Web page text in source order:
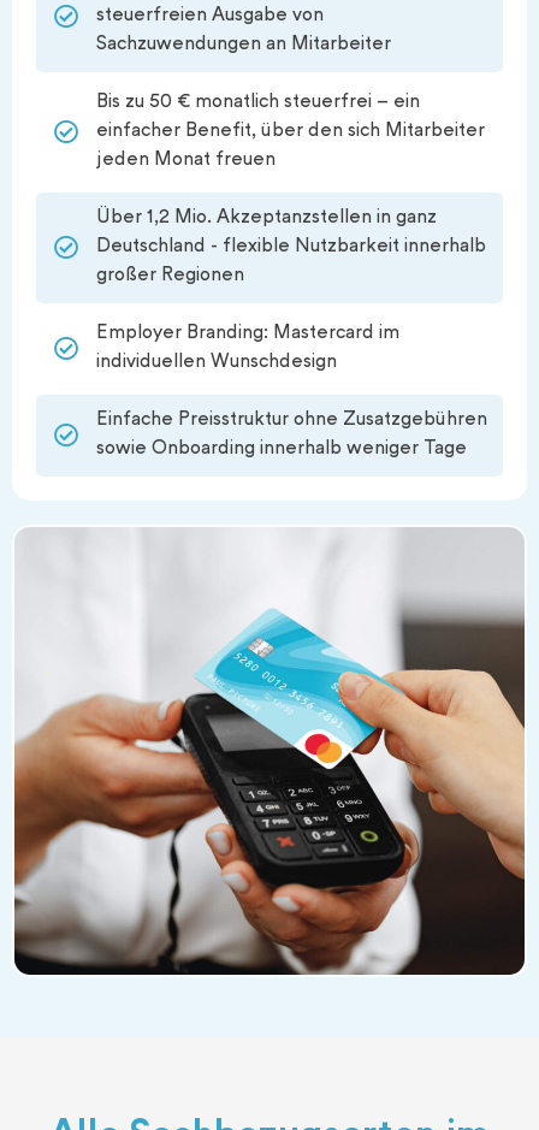
steuerfreien Ausgabe von
Sachzuwendungen an Mitarbeiter
Bis zu 50 € monatlich steuerfrei – ein
einfacher Benefit, über den sich Mitarbeiter
jeden Monat freuen
Über 1,2 Mio. Akzeptanzstellen in ganz
Deutschland - flexible Nutzbarkeit innerhalb
großer Regionen
Employer Branding: Mastercard im
individuellen Wunschdesign
Einfache Preisstruktur ohne Zusatzgebühren
sowie Onboarding innerhalb weniger Tage